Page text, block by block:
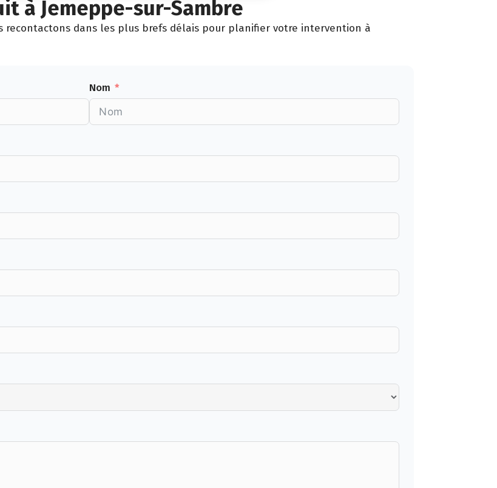
à Jemeppe-sur-Sambre
recontactons dans les plus brefs délais pour planifier votre intervention à
Nom